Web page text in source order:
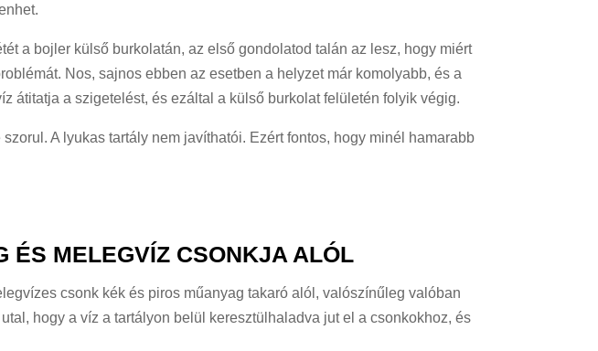
a bojler külső burkolatán, az első gondolatod talán az lesz, hogy miért
Nos, sajnos ebben az esetben a helyzet már komolyabb, és a
átitatja a szigetelést, és ezáltal a külső burkolat felületén folyik végig.
A lyukas tartály nem javíthatói. Ezért fontos, hogy minél hamarabb
ÉS MELEGVÍZ CSONKJA ALÓL
csonk kék és piros műanyag takaró alól, valószínűleg valóban
hogy a víz a tartályon belül keresztülhaladva jut el a csonkokhoz, és